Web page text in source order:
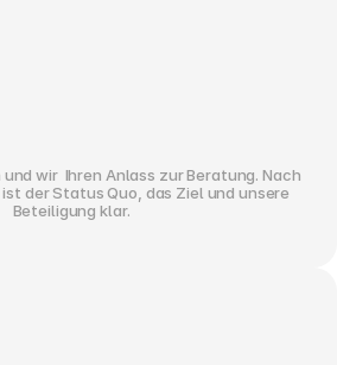
wir  Ihren Anlass zur Beratung. Nach
der Status Quo, das Ziel und unsere
Beteiligung klar.